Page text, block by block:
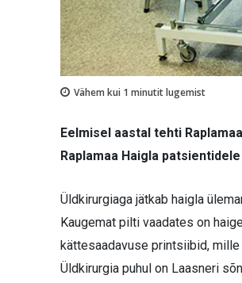
Vähem kui 1 minutit lugemist
Eelmisel aastal tehti
Raplamaa Haigla
Üldkirurgiaga jätkab haigla
Kaugemat pilti vaadates on
kättesaadavuse printsiibid,
Üldkirurgia puhul on Laasneri